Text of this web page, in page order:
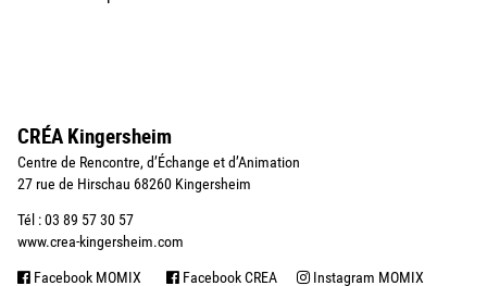
CRÉA Kingersheim
Centre de Rencontre, d’Échange et d’Animation
27 rue de Hirschau 68260 Kingersheim
Tél : 03 89 57 30 57
www.crea-kingersheim.com
Facebook MOMIX Facebook CREA Instagram MOMIX